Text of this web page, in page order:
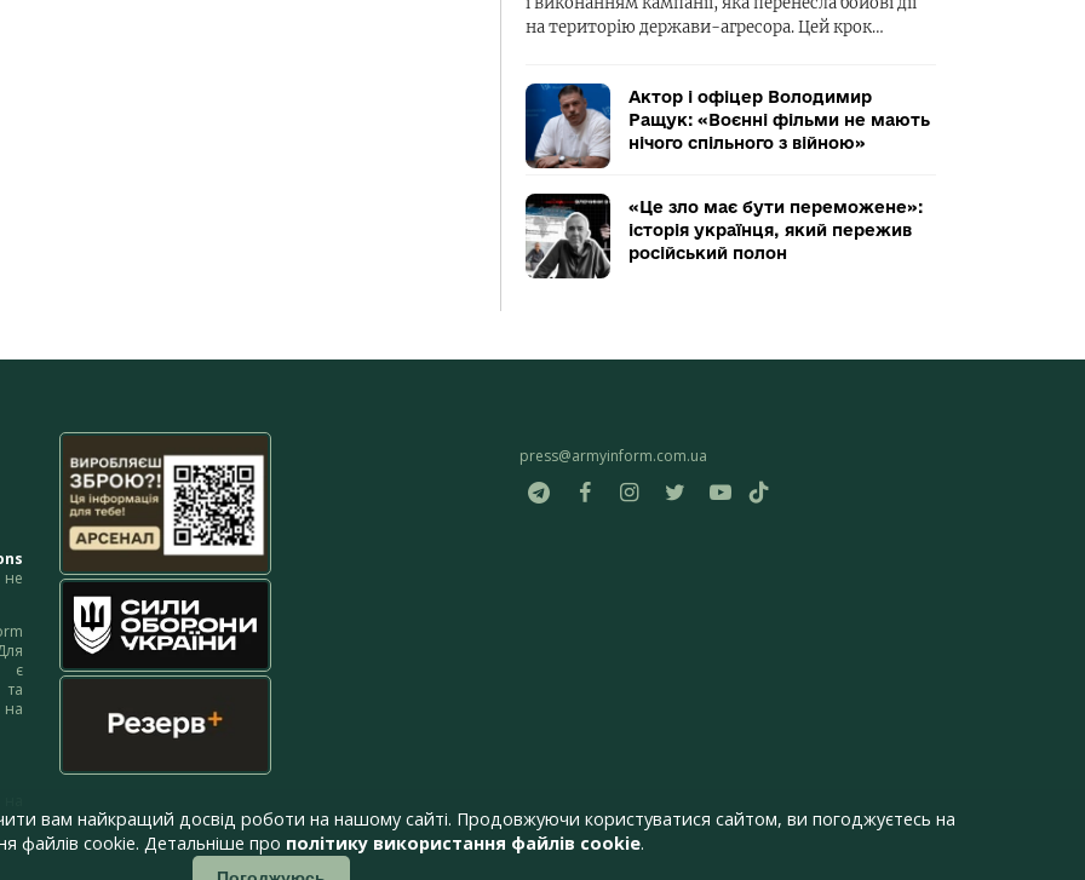
на територію держави-агресора. Цей крок…
Актор і офіцер Володимир
Ращук: «Воєнні фільми не мають
нічого спільного з війною»
«Це зло має бути переможене»:
історія українця, який пережив
російський полон
є
на
press@armyinform.com.ua
вам найкращий досвід роботи на нашому сайті. Продовжуючи користуватися сайтом, ви погоджуєтесь на
файлів cookie. Детальніше про політику використання файлів cookie.